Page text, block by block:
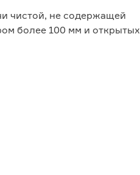
чистой, не содержащей
более 100 мм и открытых